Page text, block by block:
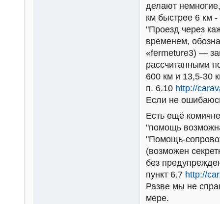
делают
км быстрее 6 км
"Проезд через
временем,
«fermeture3) —
рассчитанными
600 км и 13,5-30
п. 6.10 http://
Если не
Есть ещё
"помощь
"Помощь-
(возможен
без
пункт 6.7 http://
Разве мы не
мере.